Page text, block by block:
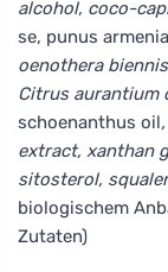
alcohol, coco-
se, punus
oenothera
Citrus aurantium
schoenanthus oil
extract, xanthan
sitosterol,
biologischem
Zutaten)